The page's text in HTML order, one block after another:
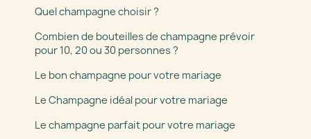
Quel champagne choisir ?
Combien de bouteilles de champagne prévoir
pour 10, 20 ou 30 personnes ?
Le bon champagne pour votre mariage
Le Champagne idéal pour votre mariage
Le champagne parfait pour votre mariage